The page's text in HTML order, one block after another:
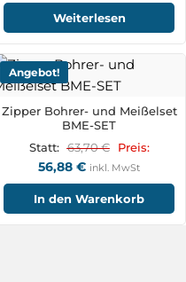
Weiterlesen
Angebot!
Zipper Bohrer- und Meißelset
BME-SET
Statt: 63,70€ Preis:
56,88 € inkl. MwSt
In den Warenkorb